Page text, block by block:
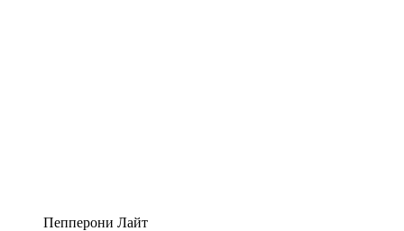
Пепперони Лайт